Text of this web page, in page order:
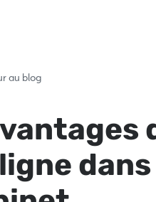
au blog